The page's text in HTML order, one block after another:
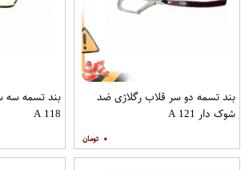
بند تسمه دو سر قلاب رگلاژی ضد
شوک دار A 121
۰
بند تسمه سه
A 118